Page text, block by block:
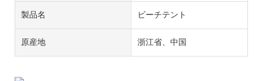
製品名 ビーチテント
原産地 浙江省、中国